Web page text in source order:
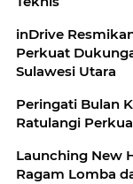
inDrive
Perkuat
Sulawesi Utara
Peringati Bulan
Ratulangi
Launching New
Ragam Lomba